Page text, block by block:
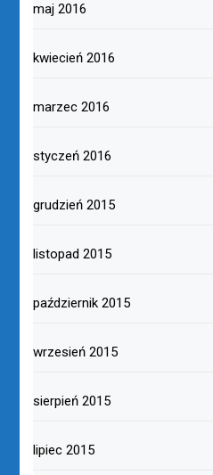
maj 2016
kwiecień 2016
marzec 2016
styczeń 2016
grudzień 2015
listopad 2015
październik 2015
wrzesień 2015
sierpień 2015
lipiec 2015